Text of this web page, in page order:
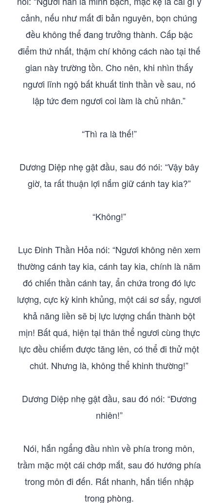
cảnh, nếu như mất đi bản nguyên, bọn chúng
đều không thể đang trưởng thành. Cấp bậc
điểm thứ nhất, thậm chí không cách nào tại thế
gian này trường tồn. Cho nên, khi nhìn thấy
ngươi lĩnh ngộ bất khuất tinh thần về sau, nó
lập tức đem ngươi coi làm là chủ nhân.”
“Thì ra là thế!”
Dương Diệp nhẹ gật đầu, sau đó nói: “Vậy bây
giờ, ta rất thuận lợi nắm giữ cánh tay kia?”
“Không!”
Lục Đinh Thần Hỏa nói: “Ngươi không nên xem
thường cánh tay kia, cánh tay kia, chính là năm
đó chiến thần cánh tay, ẩn chứa trong đó lực
lượng, cực kỳ kinh khủng, một cái sơ sẩy, ngươi
khả năng liền sẽ bị lực lượng chấn thành bột
mịn! Bất quá, hiện tại thân thể ngươi cùng thực
lực đều chiếm được tăng lên, có thể đi thử một
chút. Nhưng là, không thể khinh thường!”
Dương Diệp nhẹ gật đầu, sau đó nói: “Đương
nhiên!”
Nói, hắn ngẩng đầu nhìn về phía trong môn,
trầm mặc một cái chớp mắt, sau đó hướng phía
trong môn đi đến. Rất nhanh, hắn tiến nhập
trong phòng.